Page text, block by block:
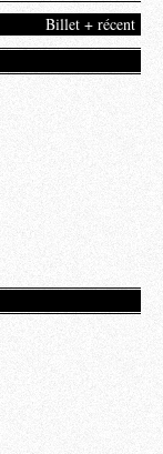
Billet + récent